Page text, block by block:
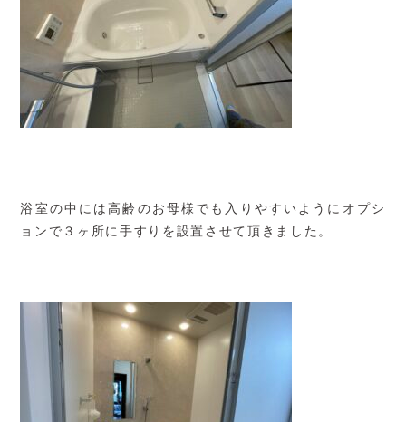
浴室の中には高齢のお母様でも入りやすいようにオプシ
ョンで３ヶ所に手すりを設置させて頂きました。